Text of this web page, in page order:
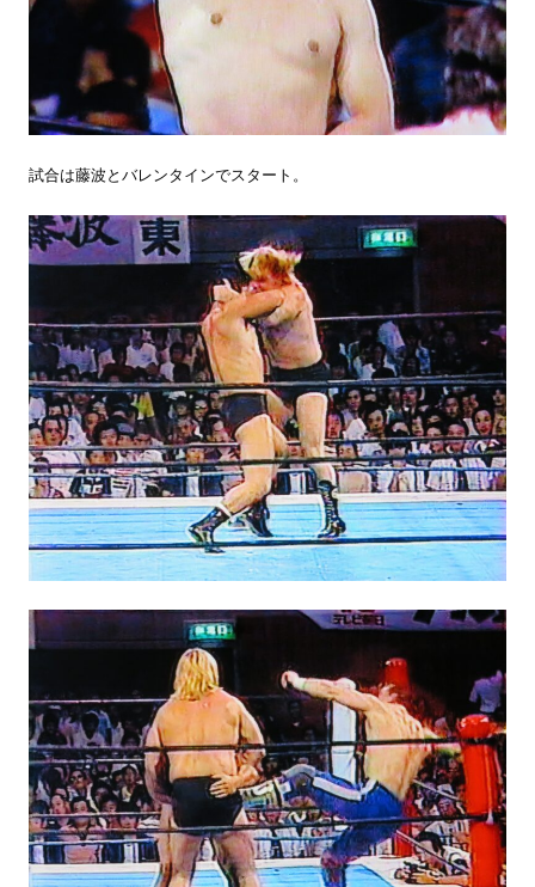
試合は藤波とバレンタインでスタート。